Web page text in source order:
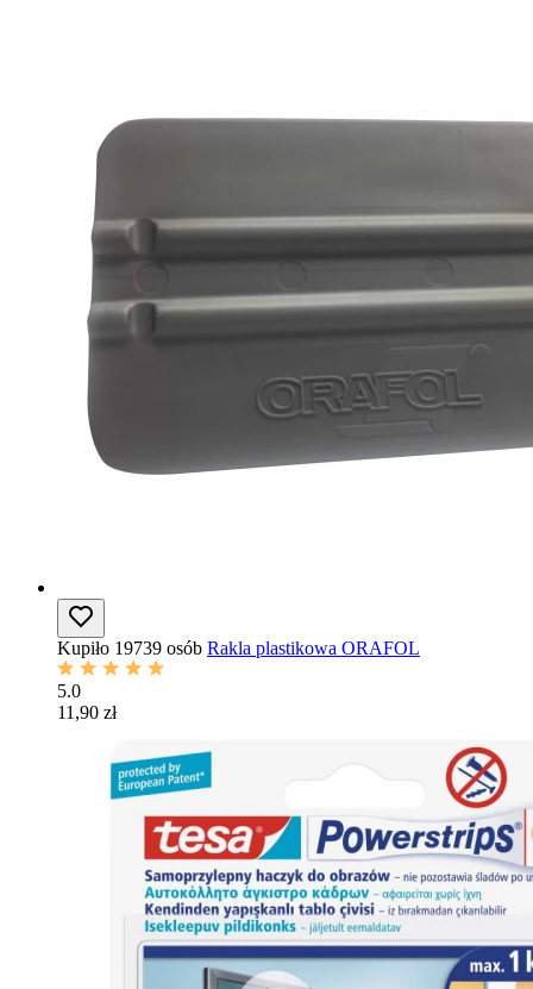
Kupiło 19739 osób Rakla plastikowa ORAFOL
5.0
11,90 zł